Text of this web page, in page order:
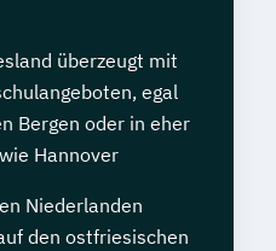
überzeugt mit
egal
Bergen oder in eher
Hannover
Niederlanden
den ostfriesischen